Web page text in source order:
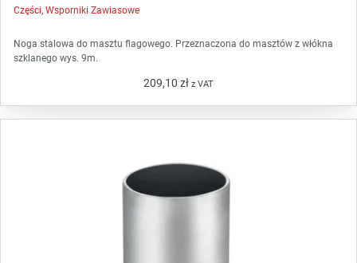
Części,Wsporniki Zawiasowe
Noga stalowa do masztu flagowego. Przeznaczona do masztów z włókna
szklanego wys. 9m.
209,10 zł z VAT